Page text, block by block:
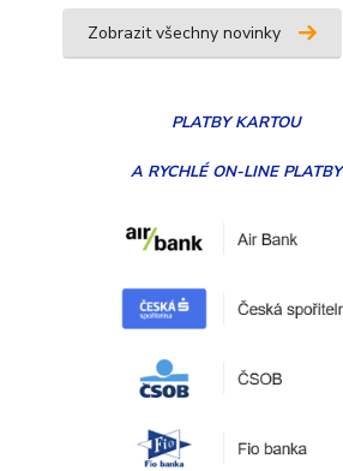
Zobrazit všechny novinky
PLATBYKARTOU
A RYCHLÉ ON-LINE PLATBY